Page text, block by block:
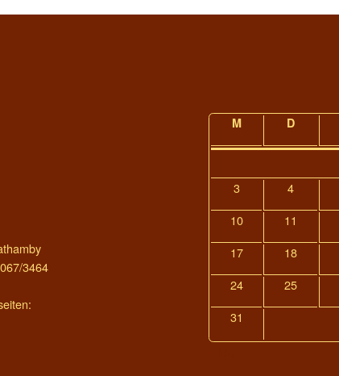
3464
M
D
3
4
10
11
17
18
24
25
31